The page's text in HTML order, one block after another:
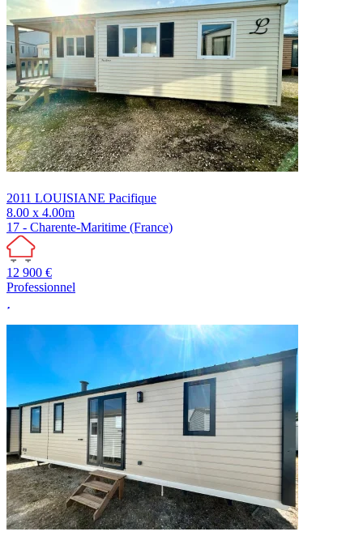
2011 LOUISIANE Pacifique
8.00 x 4.00m
17 - Charente-Maritime (France)
12 900 €
Professionnel